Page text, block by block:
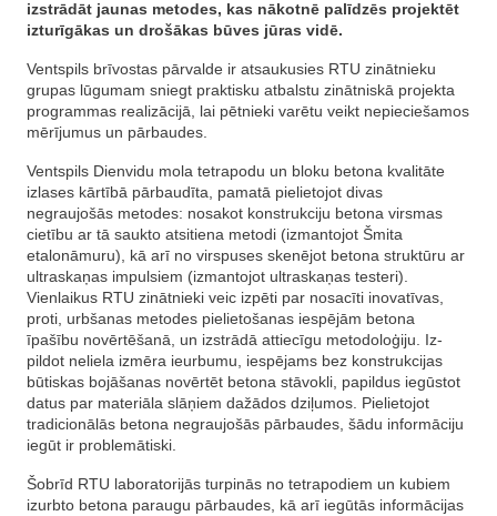
izstrādāt jaunas metodes, kas nākotnē palīdzēs projektēt
izturīgākas un drošākas būves jūras vidē.
Ventspils brīvostas pārvalde ir atsaukusies RTU zinātnieku
grupas lūgumam sniegt praktisku atbalstu zinātniskā projekta
programmas realizācijā, lai pētnieki varētu veikt nepieciešamos
mērījumus un pārbaudes.
Ventspils Dienvidu mola tetrapodu un bloku betona kvalitāte
izlases kārtībā pār­baudīta, pamatā pielietojot divas
negraujošās metodes: nosakot konstrukciju betona virsmas
cie­tī­bu ar tā saukto atsitiena metodi (izmantojot Šmita
etalonāmuru), kā arī no virspuses skenējot betona struktūru ar
ultraskaņas impulsiem (izmantojot ultraskaņas testeri).
Vienlaikus RTU zinātnieki veic izpēti par nosacīti inovatīvas,
proti, urb­ša­nas metodes pielietošanas iespējām betona
īpašību novērtēšanā, un izstrādā attiecīgu metodoloģiju. Iz­
pildot neliela izmēra ieurbumu, iespējams bez konstrukcijas
būtiskas bojāšanas novērtēt betona stā­vokli, papildus iegūstot
datus par materiāla slāņiem dažādos dziļumos. Pielietojot
tradicionālās betona ne­grau­jošās pārbaudes, šādu informāciju
iegūt ir problemātiski.
Šobrīd RTU laboratorijās turpinās no tetrapodiem un kubiem
izurbto betona paraugu pārbaudes, kā arī iegūtās informācijas